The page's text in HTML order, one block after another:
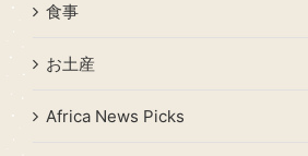
食事
お土産
Africa News Picks